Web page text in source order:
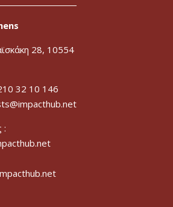
28, 10554
32 10 146
: